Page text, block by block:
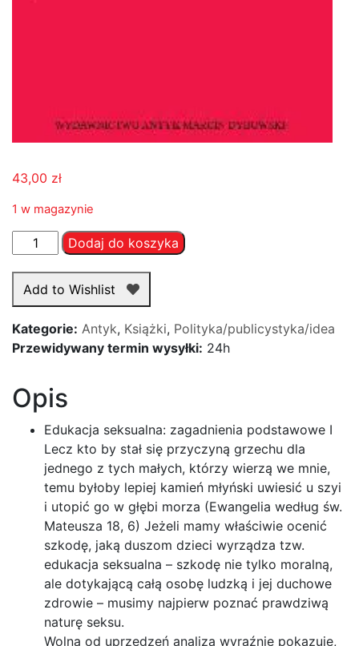
43,00 zł
1 w magazynie
ilość
Seksedukacja
Dodaj do koszyka
Add to Wishlist
Kategorie: Antyk, Książki, Polityka/publicystyka/idea
Przewidywany termin wysyłki: 24h
Opis
Edukacja seksualna: zagadnienia podstawowe I
Lecz kto by stał się przyczyną grzechu dla
jednego z tych małych, którzy wierzą we mnie,
temu byłoby lepiej kamień młyński uwiesić u szyi
i utopić go w głębi morza (Ewangelia według św.
Mateusza 18, 6) Jeżeli mamy właściwie ocenić
szkodę, jaką duszom dzieci wyrządza tzw.
edukacja seksualna – szkodę nie tylko moralną,
ale dotykającą całą osobę ludzką i jej duchowe
zdrowie – musimy najpierw poznać prawdziwą
naturę seksu.
Wolna od uprzedzeń analiza wyraźnie pokazuje,